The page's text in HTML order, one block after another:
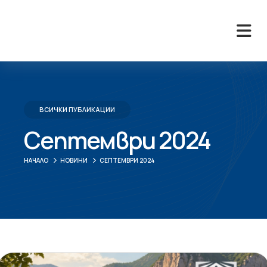
ВСИЧКИ ПУБЛИКАЦИИ
Септември 2024
НАЧАЛО НОВИНИ СЕПТЕМВРИ 2024